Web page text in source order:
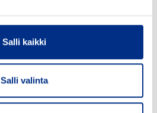
Salli kaikki
Salli valinta